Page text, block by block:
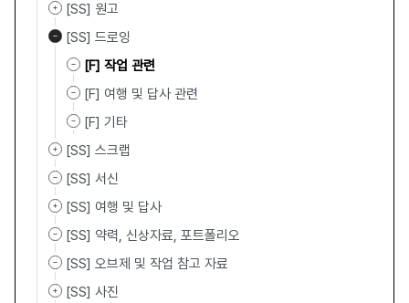
[SS] 원고
[SS] 드로잉
[F] 작업 관련
[F] 여행 및 답사 관련
[F] 기타
[SS] 스크랩
[SS] 서신
[SS] 여행 및 답사
[SS] 약력, 신상자료, 포트폴리오
[SS] 오브제 및 작업 참고 자료
[SS] 사진